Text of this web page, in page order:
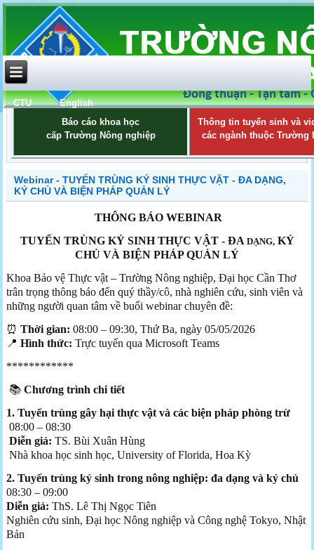
CTU
English
Báo cáo khoa học
cấp Trường Nông nghiệp
Thông tin tuyển sinh và
các ngành thuộc Trường
Webinar - TUYẾN TRÙNG KÝ SINH THỰC VẬT - ĐA DẠNG,
KÝ CHỦ VÀ BIỆN PHÁP QUẢN LÝ
THÔNG BÁO WEBINAR
TUYẾN TRÙNG KÝ SINH THỰC VẬT - ĐA DẠNG,KÝ
CHỦ VÀ BIỆN PHÁP QUẢN LÝ
Khoa Bảo vệ Thực vật – Trường Nông nghiệp, Đại học Cần Thơ
trân trọng thông báo đến quý thầy/cô, nhà nghiên cứu, sinh viên và
những người quan tâm về buổi webinar chuyên đề:
⏰Thời gian: 08:00 – 09:30, Thứ Ba, ngày 05/05/2026
📍Hình thức: Trực tuyến qua Microsoft Teams
************
📚Chương trình chi tiết
1. Tuyến trùng gây hại thực vật và các biện pháp phòng trừ
08:00 – 08:30
Diễn giả: TS. Bùi Xuân Hùng
Nhà khoa học sinh học, University of Florida, Hoa Kỳ
2. Tuyến trùng ký sinh trong nông nghiệp: đa dạng và ký chủ
08:30 – 09:00
Diễn giả: ThS. Lê Thị Ngọc Tiên
Nghiên cứu sinh, Đại học Nông nghiệp và Công nghệ Tokyo, Nhật
Bản